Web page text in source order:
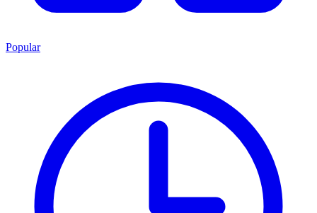
Popular